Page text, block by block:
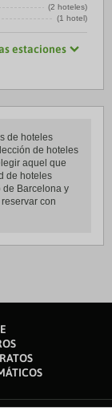
(2 hoteles)
(1 hotel)
estaciones
de hoteles
de hoteles
aquel que
de hoteles
de Barcelona y
con